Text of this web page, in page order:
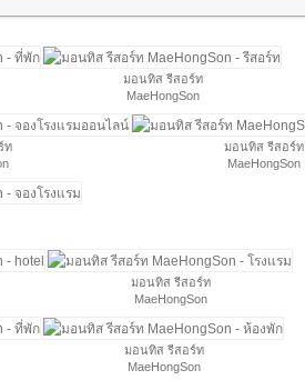
มอนทิส รีสอร์ท
MaeHongSon
ท
มอนทิส รีสอร์ท
MaeHongSon
มอนทิส รีสอร์ท
MaeHongSon
มอนทิส รีสอร์ท
MaeHongSon